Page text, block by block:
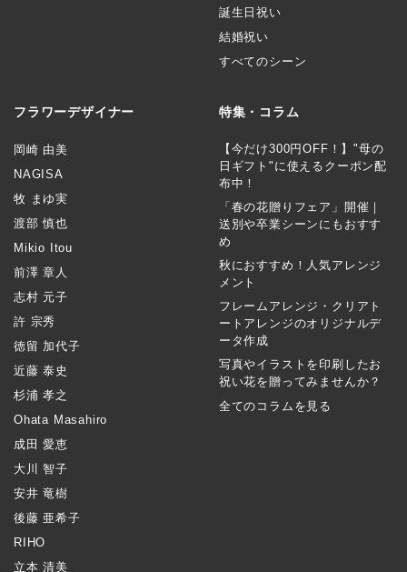
誕生日祝い
結婚祝い
すべてのシーン
フラワーデザイナー
岡崎 由美
NAGISA
牧 まゆ実
渡部 慎也
Mikio Itou
前澤 章人
志村 元子
許 宗秀
徳留 加代子
近藤 泰史
杉浦 孝之
Ohata Masahiro
成田 愛恵
大川 智子
安井 竜樹
後藤 亜希子
RIHO
立本 清美
特集・コラム
【今だけ300円OFF！】"母の
日ギフト"に使えるクーポン配
布中！
「春の花贈りフェア」開催｜
送別や卒業シーンにもおすす
め
秋におすすめ！人気アレンジ
メント
フレームアレンジ・クリアト
ートアレンジのオリジナルデ
ータ作成
写真やイラストを印刷したお
祝い花を贈ってみませんか？
全てのコラムを見る